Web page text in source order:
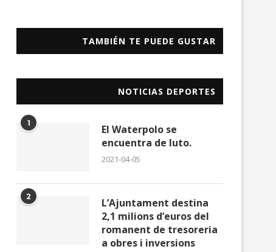
TAMBIÉN TE PUEDE GUSTAR
NOTICIAS DEPORTES
1
El Waterpolo se
encuentra de luto.
2021-04-05
2
L’Ajuntament destina
2,1 milions d’euros del
romanent de tresoreria
a obres i inversions